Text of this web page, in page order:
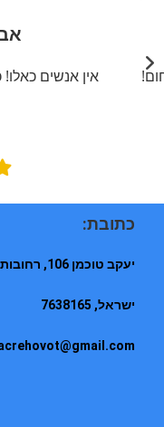
אין אנשים
כתובת:
יעקב טוכמן 106, רחובות
ישראל, 7638165